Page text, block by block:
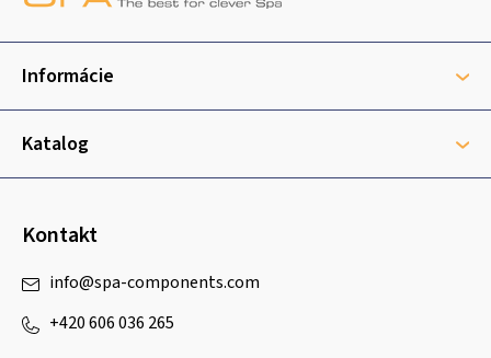
ä
i
Informácie
Katalog
Kontakt
info@spa-components.com
+420 606 036 265